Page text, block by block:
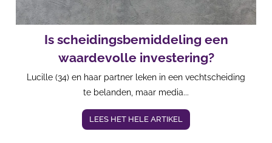
Is scheidingsbemiddeling een
waardevolle investering?
Lucille (34) en haar partner leken in een vechtscheiding
te belanden, maar media...
LEES HET HELE ARTIKEL